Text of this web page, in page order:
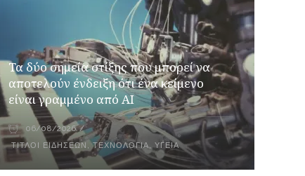
Τα δύο σημεία στίξης που μπορεί να
αποτελούν ένδειξη ότι ένα κείμενο
είναι γραμμένο από AI
06/08/2026
ΤΊΤΛΟΙ ΕΙΔΉΣΕΩΝ ,ΤΕΧΝΟΛΟΓΊΑ,ΥΓΕΊΑ